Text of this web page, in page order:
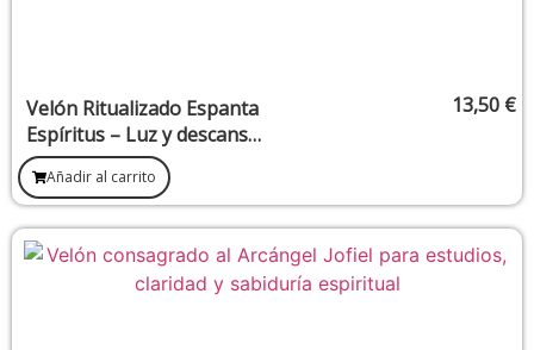
Velón Ritualizado Espanta
Espíritus – Luz y descanso
para liberar presencias
13,50 €
Añadir al carrito